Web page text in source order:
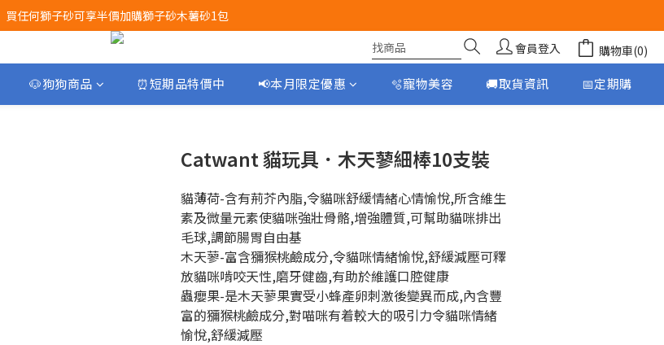
Airbuggy 全線現貨8折！立即點擊火速搶購
買任何獅子砂可享半價加購獅子砂木薯砂1包
Airbuggy 全線現貨8折！立即點擊火速搶購
會員登入 購物車(0)
🐶狗狗商品 ⏰短期品特價中 📢本月限定優惠 🫧寵物美容 🚚取貨資訊 📅定期購
Catwant 貓玩具．木天蓼細棒10支裝
貓薄荷-含有荊芥內脂,令貓咪舒緩情緒心情愉悅,所含維生
素及微量元素使貓咪強壯骨骼,增強體質,可幫助貓咪排出
毛球,調節腸胃自由基
木天蓼-富含獼猴桃鹼成分,令貓咪情緒愉悅,舒緩減壓可釋
放貓咪啃咬天性,磨牙健齒,有助於維護口腔健康
蟲癭果-是木天蓼果實受小蜂產卵刺激後變異而成,內含豐
富的獼猴桃鹼成分,對喵咪有着較大的吸引力令貓咪情緒
愉悅,舒緩減壓